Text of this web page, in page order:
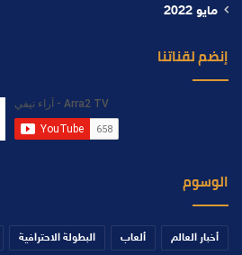
مايو 2022
إنضم لقناتنا
الوسوم
أخبار العالم ألعاب البطولة الاحترافية